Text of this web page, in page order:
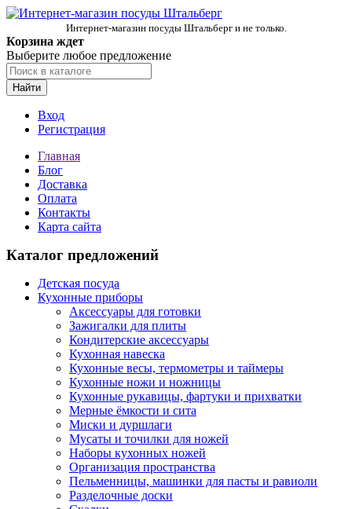
Интернет-магазин посуды Штальберг и не только.
Корзина ждет
Выберите любое предложение
Найти
Вход
Регистрация
Главная
Блог
Доставка
Оплата
Контакты
Карта сайта
Каталог предложений
Детская посуда
Кухонные приборы
Аксессуары для готовки
Зажигалки для плиты
Кондитерские аксессуары
Кухонная навеска
Кухонные весы, термометры и таймеры
Кухонные ножи и ножницы
Кухонные рукавицы, фартуки и прихватки
Мерные ёмкости и сита
Миски и дуршлаги
Мусаты и точилки для ножей
Наборы кухонных ножей
Организация пространства
Пельменницы, машинки для пасты и равиоли
Разделочные доски